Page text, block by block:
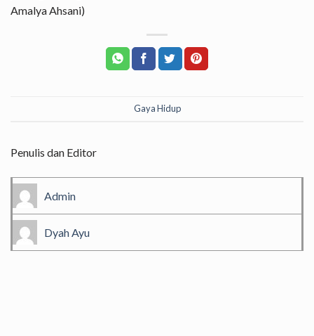
Amalya Ahsani)
Gaya Hidup
Penulis dan Editor
Admin
Dyah Ayu